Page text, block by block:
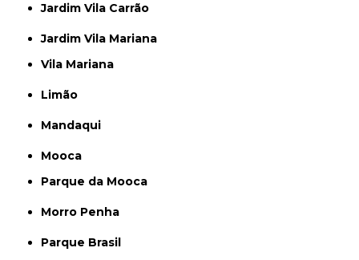
Jardim Vila Carrão
Jardim Vila Mariana
Vila Mariana
Limão
Mandaqui
Mooca
Parque da Mooca
Morro Penha
Parque Brasil